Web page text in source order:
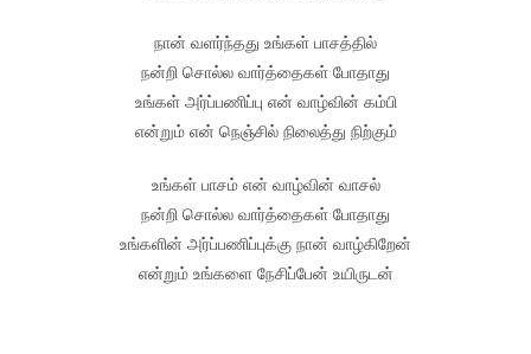
நான் வளர்ந்தது உங்கள் பாசத்தில்
நன்றி சொல்ல வார்த்தைகள் போதாது
உங்கள் அர்ப்பணிப்பு என் வாழ்வின் கம்பி
என்றும் என் நெஞ்சில் நிலைத்து நிற்கும்
உங்கள் பாசம் என் வாழ்வின் வாசல்
நன்றி சொல்ல வார்த்தைகள் போதாது
உங்களின் அர்ப்பணிப்புக்கு நான் வாழ்கிறேன்
என்றும் உங்களை நேசிப்பேன் உயிருடன்